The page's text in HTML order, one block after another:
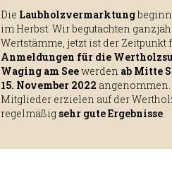
Die Laubholzvermarktung
im Herbst. Wir begutachten
Wertstämme, jetzt ist der Zeitpunkt
Anmeldungen für die
Waging am Seewerden ab Mitte
15. November 2022 angenommen.
Mitglieder erzielen auf der
regelmäßig sehr gute Ergebnisse.